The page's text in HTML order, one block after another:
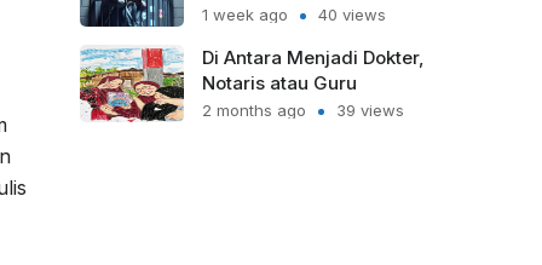
Sipir Penjara bagi Diri
1 week ago 40 views
Di Antara Menjadi Dokter,
Notaris atau Guru
2 months ago 39 views